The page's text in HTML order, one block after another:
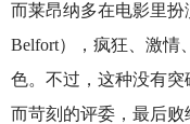
而莱昂纳多在电影里扮
Belfort），疯狂、激情
色。不过，这种没有
而苛刻的评委，最后